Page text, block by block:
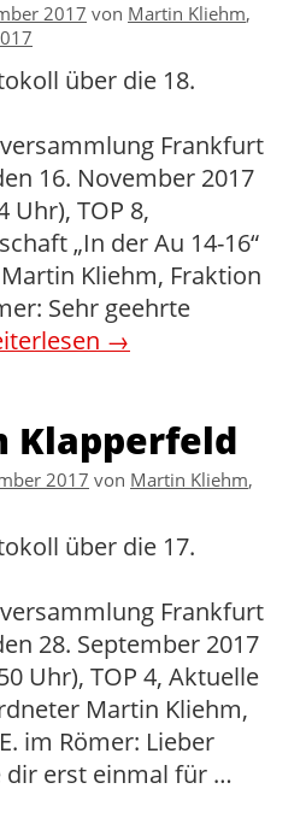
2017 von Martin Kliehm,
über die 18.
Frankfurt
16. November 2017
Uhr), TOP 8,
„In der Au 14-16“
Kliehm, Fraktion
Sehr geehrte
→
Klapperfeld
2017 von Martin Kliehm,
über die 17.
Frankfurt
28. September 2017
Uhr), TOP 4, Aktuelle
Martin Kliehm,
im Römer: Lieber
dir erst einmal für …